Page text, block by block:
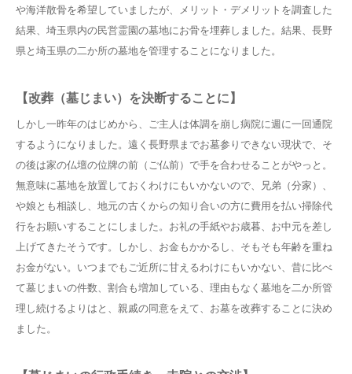
や海洋散骨を希望していましたが、メリット・デメリットを調査した
結果、埼玉県内の民営霊園の墓地にお骨を埋葬しました。結果、長野
県と埼玉県の二か所の墓地を管理することになりました。
【改葬（墓じまい）を決断することに】
しかし一昨年のはじめから、ご主人は体調を崩し病院に週に一回通院
するようになりました。遠く長野県までお墓参りできない現状で、そ
の後は家の仏壇の位牌の前（ご仏前）で手を合わせることがやっと。
無意味に墓地を放置しておくわけにもいかないので、兄弟（分家）、
や娘とも相談し、地元の古くからの知り合いの方に費用を払い掃除代
行をお願いすることにしました。お礼の手紙やお歳暮、お中元を差し
上げてきたそうです。しかし、お金もかかるし、そもそも年齢を重ね
お金がない。いつまでもご近所に甘えるわけにもいかない、昔に比べ
て墓じまいの件数、割合も増加している、理由もなく墓地を二か所管
理し続けるよりはと、親戚の同意をえて、お墓を改葬することに決め
ました。